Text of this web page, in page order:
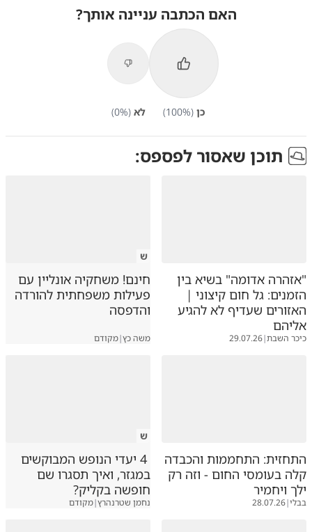
האם הכתבה עניינה אותך?
כן (
100%) לא (
0%)
תוכן שאסור לפספס:
"אזהרה אדומה" בשיא בין
הזמנים: גל חום קיצוני |
האזורים שעדיף לא להגיע
אליהם
כיכר השבת|
29.07.26
ש
חינם! משחקיה אונליין עם
פעילות משפחתית להורדה
והדפסה
משה כץ|מקודם
התחזית: התחממות והכבדה
קלה בעומסי החום - וזה רק
ילך ויחמיר
בבלי|
28.07.26
ש
4 יעדי הנופש המבוקשים
במגזר, ואיך תסגרו שם
חופשה בקליק?
נחמן שטרנהרץ|מקודם